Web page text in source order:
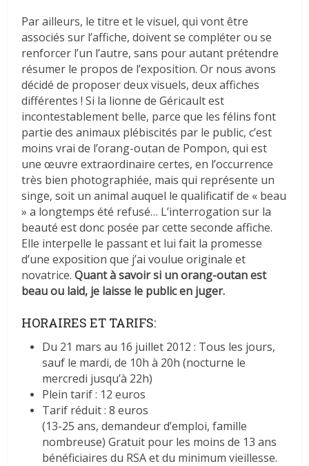
Par ailleurs, le titre et le visuel, qui vont être
associés sur l’affiche, doivent se compléter ou se
renforcer l’un l’autre, sans pour autant prétendre
résumer le propos de l’exposition. Or nous avons
décidé de proposer deux visuels, deux affiches
différentes ! Si la lionne de Géricault est
incontestablement belle, parce que les félins font
partie des animaux plébiscités par le public, c’est
moins vrai de l’orang-outan de Pompon, qui est
une œuvre extraordinaire certes, en l’occurrence
très bien photographiée, mais qui représente un
singe, soit un animal auquel le qualificatif de « beau
» a longtemps été refusé… L’interrogation sur la
beauté est donc posée par cette seconde affiche.
Elle interpelle le passant et lui fait la promesse
d’une exposition que j’ai voulue originale et
novatrice.Quant à savoir si un orang-outan est
beau ou laid, je laisse le public en juger.
HORAIRES ET TARIFS:
Du 21 mars au 16 juillet 2012 : Tous les jours,
sauf le mardi, de 10h à 20h (nocturne le
mercredi jusqu’à 22h)
Plein tarif : 12 euros
Tarif réduit : 8 euros
(13-25 ans, demandeur d’emploi, famille
nombreuse)Gratuit pour les moins de 13 ans
bénéficiaires du RSA et du minimum vieillesse.